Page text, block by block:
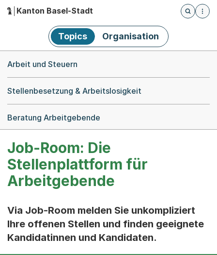
Hauptnavigation
Kanton Basel-Stadt
Öffnet
Topics Organisation
Arbeit und Steuern
Stellenbesetzung & Arbeitslosigkeit
Beratung Arbeitgebende
Job-Room: Die
Stellenplattform für
Arbeitgebende
Via Job-Room melden Sie unkompliziert
Ihre offenen Stellen und finden geeignete
Kandidatinnen und Kandidaten.